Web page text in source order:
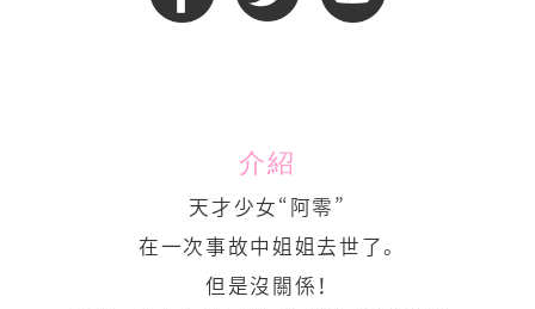
介紹
天才少女“阿零”
在一次事故中姐姐去世了。
但是沒關係！